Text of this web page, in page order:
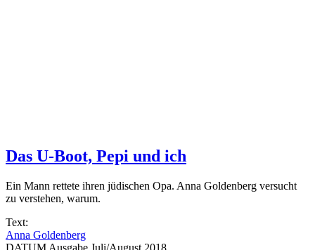
Das U-Boot, Pepi und ich
Ein Mann rettete ihren jüdischen Opa. Anna Goldenberg versucht
zu verstehen, warum.
Text:
Anna Goldenberg
DATUM Ausgabe Juli/August 2018